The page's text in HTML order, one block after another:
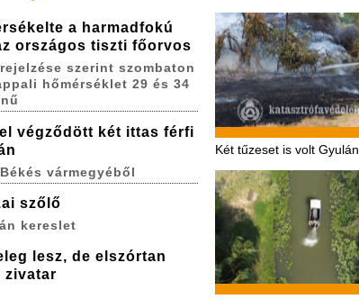
Két tűzeset is volt Gyulán
a harmadfokú
országos tiszti főorvos
szerint szombaton
hőmérséklet 29 és 34
végződött két ittas férfi
vármegyéből
szőlő
kereslet
lesz, de elszórtan
zivatar